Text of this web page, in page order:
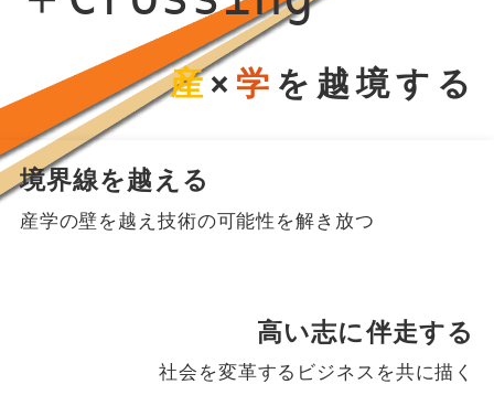
産× 学 を越境する
境界線を越える
産学の壁を越え技術の可能性を解き放つ
高い志に伴走する
社会を変革するビジネスを共に描く